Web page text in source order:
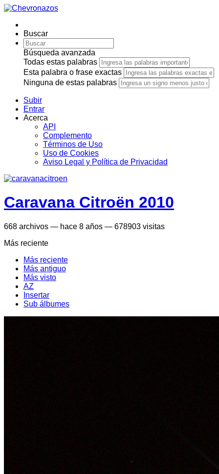
Buscar
Búsqueda avanzada
Todas estas palabras
Esta palabra o frase exactas
Ninguna de estas palabras
Subir
Entrar
Acerca
API
Complemento
Términos de Uso
Uso de Cookies
Aviso Legal y Política de Privacidad
Caravana Citroën 2010
668 archivos — hace 8 años — 678903 visitas
Más reciente
Más reciente
Más antiguo
Más visto
AZ
Insertar
Sub álbumes